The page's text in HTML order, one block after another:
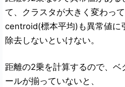
て、クラスタが大きく変わって
centroid(標本平均)も異常値に
除去しないといけない。
距離の2乗を計算するので、ベ
ールが揃っていないと、